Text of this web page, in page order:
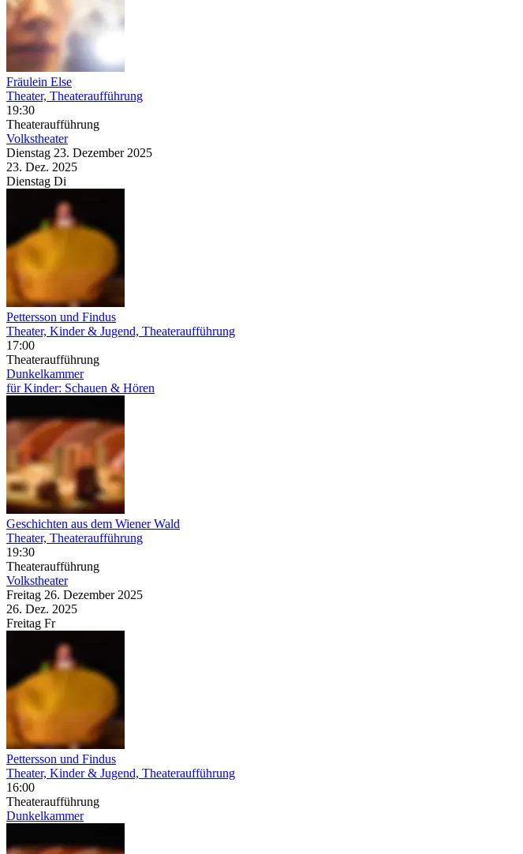
Fräulein Else
Theater, Theateraufführung
19:30
Theateraufführung
Volkstheater
Dienstag 23. Dezember 2025
23. Dez. 2025
Dienstag Di
Pettersson und Findus
Theater, Kinder & Jugend, Theateraufführung
17:00
Theateraufführung
Dunkelkammer
für Kinder: Schauen & Hören
Geschichten aus dem Wiener Wald
Theater, Theateraufführung
19:30
Theateraufführung
Volkstheater
Freitag 26. Dezember 2025
26. Dez. 2025
Freitag Fr
Pettersson und Findus
Theater, Kinder & Jugend, Theateraufführung
16:00
Theateraufführung
Dunkelkammer